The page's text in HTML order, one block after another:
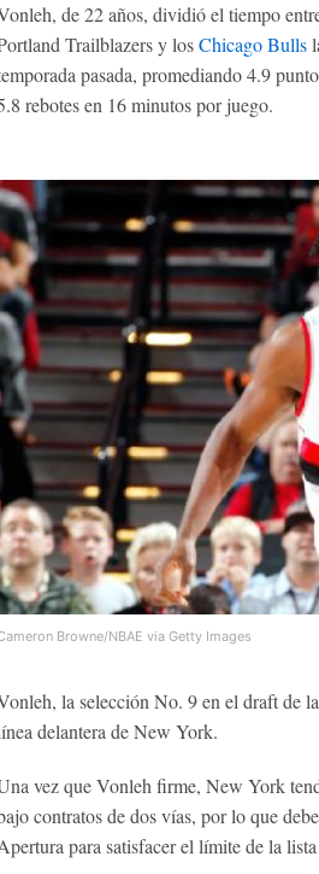
de 22 años, dividió el tiempo
Trailblazers y losChicago Bulls
pasada, promediando 4.9
rebotes en 16 minutos por juego.
Browne/NBAE via Getty Images
la selección No. 9 en el draft de
delantera de New York.
vez que Vonleh firme, New York
contratos de dos vías, por lo que
para satisfacer el límite de la